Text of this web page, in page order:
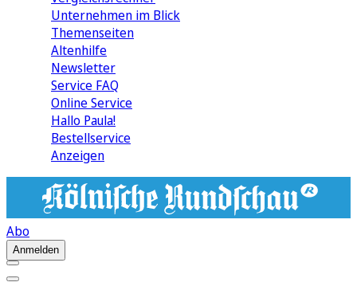
Unternehmen im Blick
Themenseiten
Altenhilfe
Newsletter
Service FAQ
Online Service
Hallo Paula!
Bestellservice
Anzeigen
Abo
Anmelden